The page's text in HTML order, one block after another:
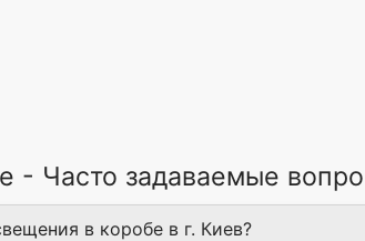
- Часто задаваемые
в коробе в г. Киев?